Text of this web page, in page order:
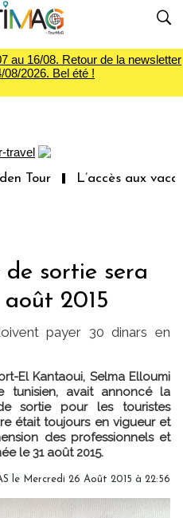
au 16/08. Retour de la newsletter
08/2026. Bel été !
Tour L’accès aux
de sortie sera
août 2015
payer 30 dinars en
El Kantaoui, Selma Elloumi
tunisien, avait annoncé la
sortie pour les touristes
était toujours en vigueur et
des professionnels et
le 31 août 2015.
le Mercredi 26 Août 2015 à 22:56